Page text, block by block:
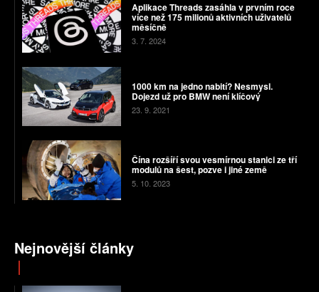
Aplikace Threads zasáhla v prvním roce
více než 175 milionů aktivních uživatelů
měsíčně
3. 7. 2024
1000 km na jedno nabití? Nesmysl.
Dojezd už pro BMW není klíčový
23. 9. 2021
Čína rozšíří svou vesmírnou stanici ze tří
modulů na šest, pozve i jiné země
5. 10. 2023
Nejnovější články